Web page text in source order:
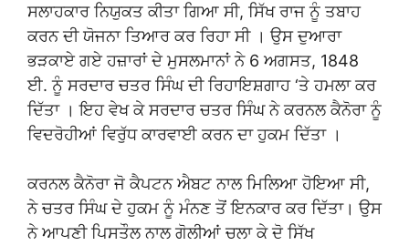
ਸਲਾਹਕਾਰ ਨਿਯੁਕਤ ਕੀਤਾ ਗਿਆ ਸੀ, ਸਿੱਖ ਰਾਜ ਨੂੰ ਤਬਾਹ
ਕਰਨ ਦੀ ਯੋਜਨਾ ਤਿਆਰ ਕਰ ਰਿਹਾ ਸੀ । ਉਸ ਦੁਆਰਾ
ਭੜਕਾਏ ਗਏ ਹਜ਼ਾਰਾਂ ਦੇ ਮੁਸਲਮਾਨਾਂ ਨੇ 6 ਅਗਸਤ, 1848
ਈ. ਨੂੰ ਸਰਦਾਰ ਚਤਰ ਸਿੰਘ ਦੀ ਰਿਹਾਇਸ਼ਗਾਹ ‘ਤੇ ਹਮਲਾ ਕਰ
ਦਿੱਤਾ । ਇਹ ਵੇਖ ਕੇ ਸਰਦਾਰ ਚਤਰ ਸਿੰਘ ਨੇ ਕਰਨਲ ਕੈਨੋਰਾ ਨੂੰ
ਵਿਦਰੋਹੀਆਂ ਵਿਰੁੱਧ ਕਾਰਵਾਈ ਕਰਨ ਦਾ ਹੁਕਮ ਦਿੱਤਾ ।
ਕਰਨਲ ਕੈਨੋਰਾ ਜੋ ਕੈਪਟਨ ਐਬਟ ਨਾਲ ਮਿਲਿਆ ਹੋਇਆ ਸੀ,
ਨੇ ਚਤਰ ਸਿੰਘ ਦੇ ਹੁਕਮ ਨੂੰ ਮੰਨਣ ਤੋਂ ਇਨਕਾਰ ਕਰ ਦਿੱਤਾ। ਉਸ
ਨੇ ਆਪਣੀ ਪਿਸਤੌਲ ਨਾਲ ਗੋਲੀਆਂ ਚਲਾ ਕੇ ਦੋ ਸਿੱਖ